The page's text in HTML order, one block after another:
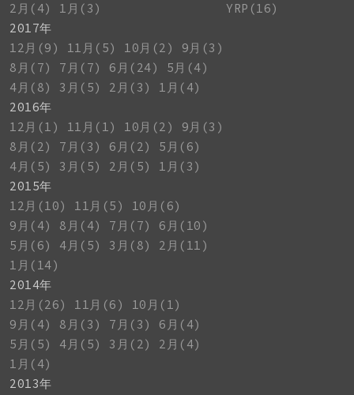
2月(4)
1月(3)
2017年
12月(9)
11月(5) 10月(2)
9月(3)
8月(7)
7月(7) 6月(24)
5月(4)
4月(8)
3月(5) 2月(3)
1月(4)
2016年
12月(1)
11月(1) 10月(2)
9月(3)
8月(2)
7月(3) 6月(2)
5月(6)
4月(5)
3月(5) 2月(5)
1月(3)
2015年
12月(10)
11月(5)
10月(6)
9月(4)
8月(4) 7月(7)
6月(10)
5月(6)
4月(5) 3月(8)
2月(11)
1月(14)
2014年
12月(26)
11月(6)
10月(1)
9月(4)
8月(3) 7月(3)
6月(4)
5月(5)
4月(5) 3月(2)
2月(4)
1月(4)
2013年
YRP(16)